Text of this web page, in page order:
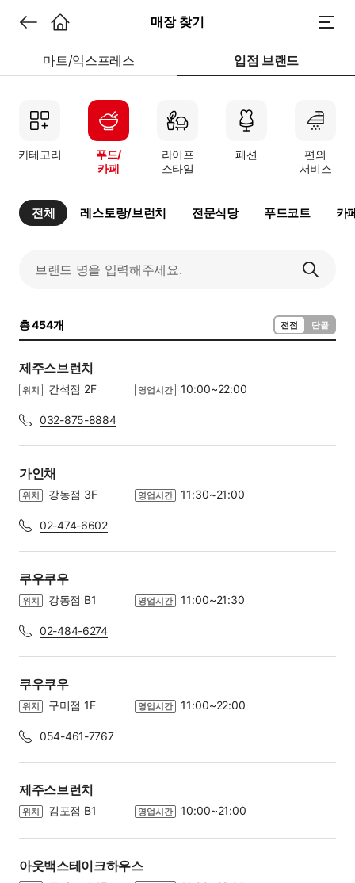
매장 찾기
마트/익스프레스 입점 브랜드
카테고리
푸드/
카페
라이프
스타일
패션
편의
서비스
전체 레스토랑/브런치 전문식당 푸드코트 카
총 454개 전점 단골
제주스브런치
위치 간석점 2F 영업시간 10:00~22:00
032-875-8884
가인채
위치 강동점 3F 영업시간 11:30~21:00
02-474-6602
쿠우쿠우
위치 강동점 B1 영업시간 11:00~21:30
02-484-6274
쿠우쿠우
위치 구미점 1F 영업시간 11:00~22:00
054-461-7767
제주스브런치
위치 김포점 B1 영업시간 10:00~21:00
아웃백스테이크하우스